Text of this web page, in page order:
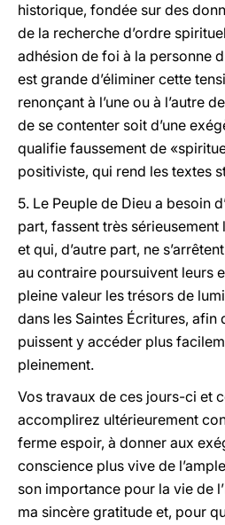
historique, fondée sur des
de la recherche d’ordre
adhésion de foi à la personne
est grande d’éliminer cette
renonçant à l’une ou à l’autre
de se contenter soit d’une
qualifie faussement de
positiviste, qui rend les textes
5. Le Peuple de Dieu a besoin
part, fassent très
et qui, d’autre part, ne
au contraire poursuivent leurs
pleine valeur les trésors de
dans les Saintes Écritures, afin
puissent y accéder plus
pleinement.
Vos travaux de ces jours-ci et
accomplirez ultérieurement
ferme espoir, à donner aux
conscience plus vive de
son importance pour la vie de
ma sincère gratitude et, pour